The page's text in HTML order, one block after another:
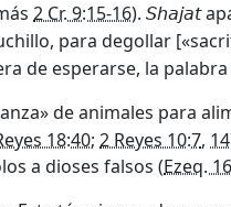
2 Cr. 9:15-16). Shajat
para degollar
de esperarse, la
de animales para
18:40; 2 Reyes 10:7, 14
a dioses falsos (Ezeq.